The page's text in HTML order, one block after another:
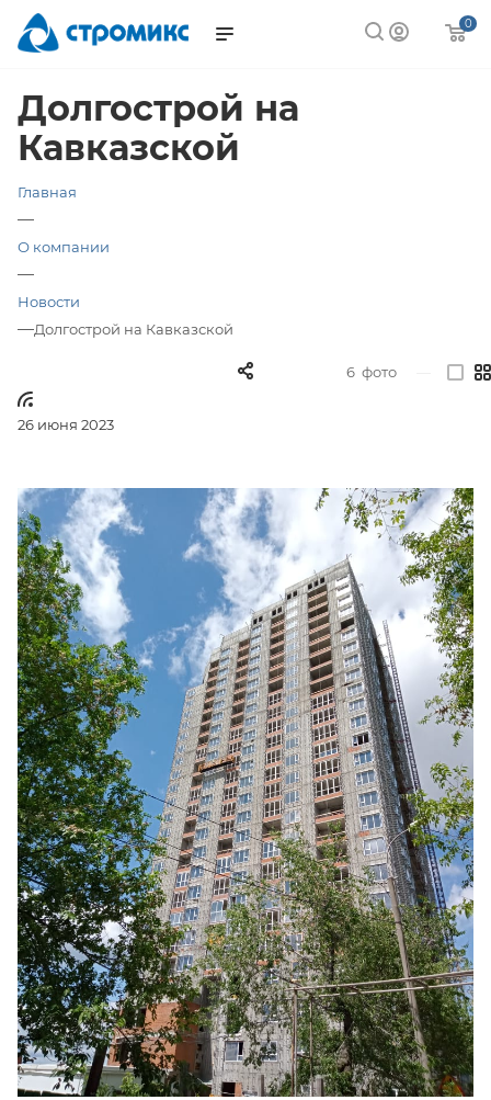
0
Долгострой на
Кавказской
Главная
—
О компании
—
Новости
—Долгострой на Кавказской
26 июня 2023
6 фото